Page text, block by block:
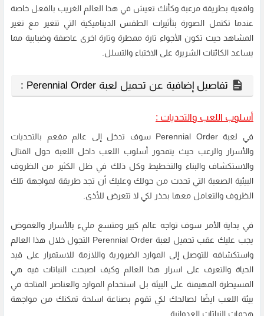
واقعية بطريقة مرعبة وكأنك تعيش في هذا العالم الغريب بالفعل خاصة
عندما تكتمل الصورة بتأثيرات الطقس الديناميكية التي تتغير مع تغير
المشاهد حيث تكون الأجواء تارة ممطرة وتارة اخرى عاصفة وضبابية مما
يساعد الكائنات الشريرة على الاختباء والتسلل.
تفاصيل إضافية عن تحميل لعبة Perennial Order :
أسلوب اللعب والتحديات :
في لعبة Perennial Order سوف تدخل إلى عالم مفعم بالتحديات
والأسرار والرعب حيث يتمحور أسلوب اللعب داخل اللعبة حول القتال
والاستكشاف والبناء والتخطيط وكل ذلك في ظل الكثير من الظروف
البيئية الصعبة التي تحدث من حولك وعليك أن تجد طريقة لمواجهة تلك
الظروف والتعامل معها بحذر لكي لا تتعرض للأذى.
في بداية الأمر سوف تواجه عالم كبير ومتسع مليء بالأسرار والغموض
يجب عليك عقب تحميل لعبة Perennial Order التجول خلال هذا العالم
واستكشافه للتوصل إلى الموارد الضرورية واللازمة للاستمرار على قيد
الحياة والتعرف على اسرار هذا العالم وكيف اصبحت النباتات فيه هي
المسيطرة المهيمنة على البيئة بل استخدام الموارد والعناصر المتاحة في
بيئة اللعب ايضًا لصالحك لكي تقوم بصناعة اسلحة تمكنك من مواجهة
هجمات النباتات العدوانية.